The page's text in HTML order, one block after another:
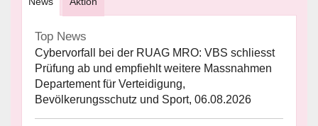
Top News
Cybervorfall bei der RUAG MRO: VBS schliesst
Prüfung ab und empfiehlt weitere Massnahmen
Departement für Verteidigung,
Bevölkerungsschutz und Sport, 06.08.2026